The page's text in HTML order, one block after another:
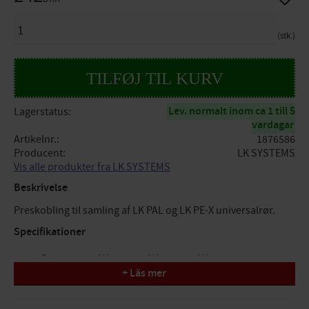
stk.
Lagerstatus
Lev. normalt inom ca 1 till 5
vardagar
Artikelnr.
1876586
Producent
LK SYSTEMS
Vis alle produkter fra LK SYSTEMS
Beskrivelse
Preskobling til samling af LK PAL og LK PE-X universalrør.
Specifikationer
Dimension: AX25mm x AX25mm x AX20mm
Tryk/Flow/Temp: PN10, maks. temp. +70°C (+95°C)
Funktion: pressamling tappevand/varme/køling
+ Läs mer